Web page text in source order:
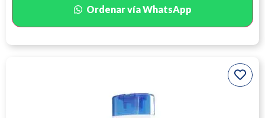
Ordenar vía WhatsApp